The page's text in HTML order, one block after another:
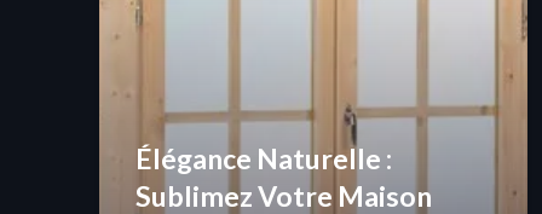
Élégance Naturelle :
Sublimez Votre Maison